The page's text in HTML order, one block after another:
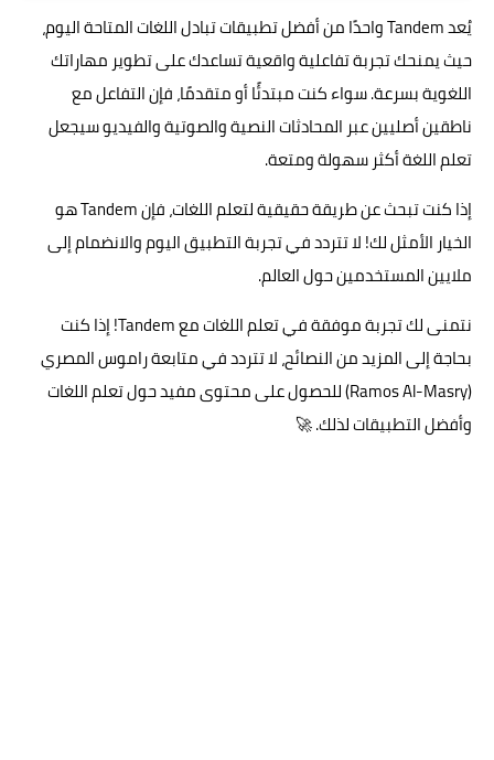
يُعد Tandem واحدًا من أفضل تطبيقات تبادل اللغات المتاحة اليوم،
حيث يمنحك تجربة تفاعلية واقعية تساعدك على تطوير مهاراتك
اللغوية بسرعة. سواء كنت مبتدئًا أو متقدمًا، فإن التفاعل مع
ناطقين أصليين عبر المحادثات النصية والصوتية والفيديو سيجعل
تعلم اللغة أكثر سهولة ومتعة.
إذا كنت تبحث عن طريقة حقيقية لتعلم اللغات، فإن Tandem هو
الخيار الأمثل لك! لا تتردد في تجربة التطبيق اليوم والانضمام إلى
ملايين المستخدمين حول العالم.
نتمنى لك تجربة موفقة في تعلم اللغات مع Tandem! إذا كنت
بحاجة إلى المزيد من النصائح، لا تتردد في متابعة راموس المصري
(Ramos Al-Masry) للحصول على محتوى مفيد حول تعلم اللغات
وأفضل التطبيقات لذلك. 🚀